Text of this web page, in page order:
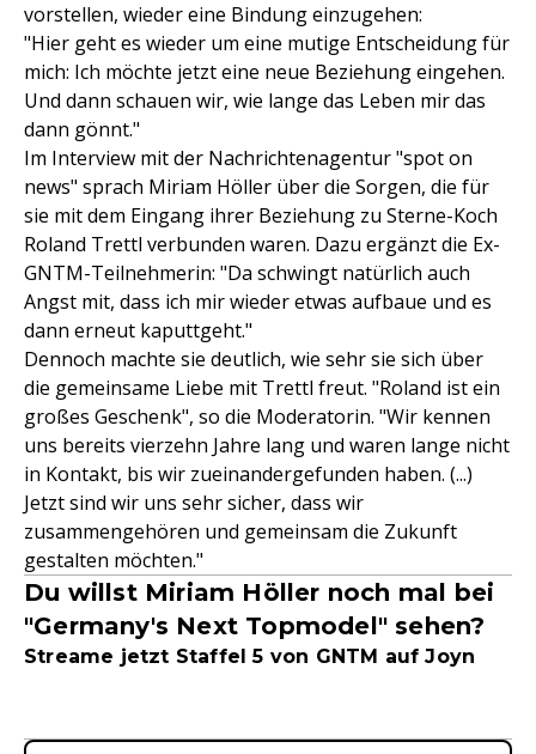
vorstellen, wieder eine Bindung einzugehen:
"Hier geht es wieder um eine mutige Entscheidung für
mich: Ich möchte jetzt eine neue Beziehung eingehen.
Und dann schauen wir, wie lange das Leben mir das
dann gönnt."
Im Interview mit der Nachrichtenagentur "spot on
news" sprach Miriam Höller über die Sorgen, die für
sie mit dem Eingang ihrer Beziehung zu Sterne-Koch
Roland Trettl verbunden waren. Dazu ergänzt die Ex-
GNTM-Teilnehmerin: "Da schwingt natürlich auch
Angst mit, dass ich mir wieder etwas aufbaue und es
dann erneut kaputtgeht."
Dennoch machte sie deutlich, wie sehr sie sich über
die gemeinsame Liebe mit Trettl freut. "Roland ist ein
großes Geschenk", so die Moderatorin. "Wir kennen
uns bereits vierzehn Jahre lang und waren lange nicht
in Kontakt, bis wir zueinandergefunden haben. (...)
Jetzt sind wir uns sehr sicher, dass wir
zusammengehören und gemeinsam die Zukunft
gestalten möchten."
Du willst Miriam Höller noch mal bei
"Germany's Next Topmodel" sehen?
Streame jetzt Staffel 5 von GNTM auf Joyn